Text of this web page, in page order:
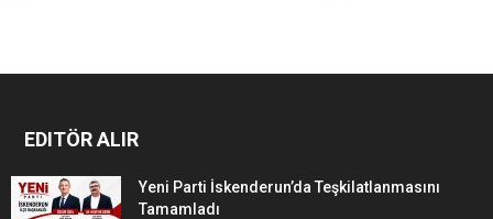
EDITÖR ALIR
Yeni Parti İskenderun’da Teşkilatlanmasını
Tamamladı